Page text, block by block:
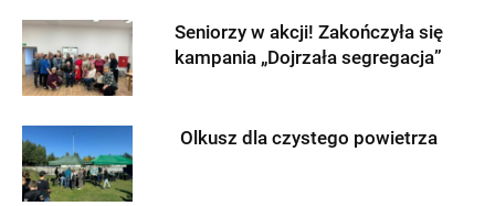
Seniorzy w akcji! Zakończyła się
kampania „Dojrzała segregacja”
Olkusz dla czystego powietrza